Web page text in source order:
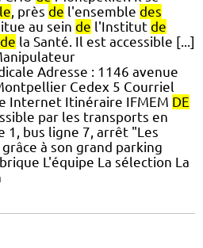
, près de l'ensemble des
au sein de l'Institut de
de la Santé. Il est accessible [...]
Adresse : 1146 avenue
Cedex 5 Courriel
Internet Itinéraire IFMEM DE
par les transports en
1, bus ligne 7, arrêt "Les
à son grand parking
L'équipe La sélection La